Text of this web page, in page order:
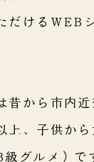
だけるWEB
昔から市内
上、子供か
グルメ）で